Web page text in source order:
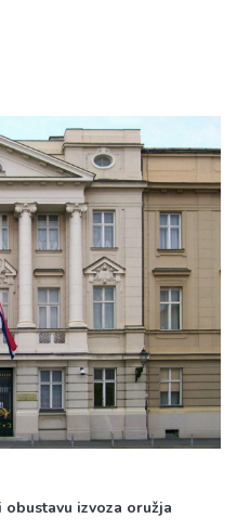
izvoza oružja